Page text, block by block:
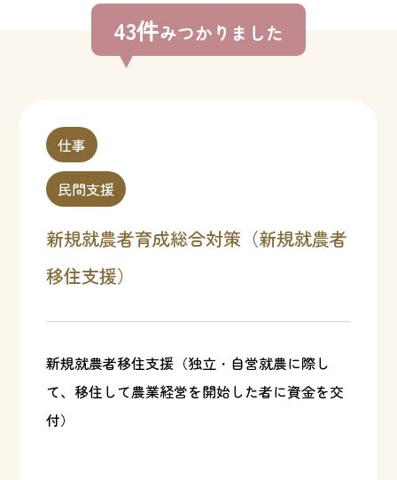
43件みつかりました
仕事
民間支援
新規就農者育成総合対策（新規就農者
移住支援）
新規就農者移住支援（独立・自営就農に際し
て、移住して農業経営を開始した者に資金を交
付）